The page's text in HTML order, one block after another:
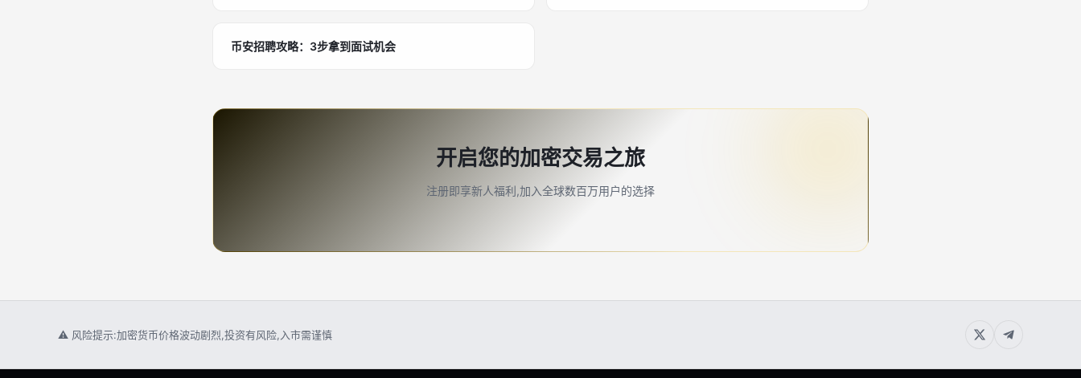
币安招聘攻略：3步拿到面试机会
开启您的加密交易之旅
注册即享新人福利,加入全球数百万用户的选择
⚠ 风险提示:加密货币价格波动剧烈,投资有风险,入市需谨慎